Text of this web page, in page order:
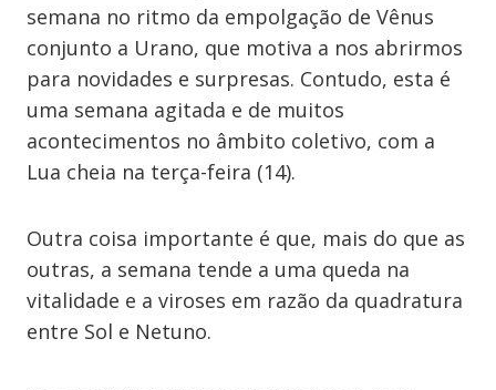
semana no ritmo da empolgação de Vênus
conjunto a Urano, que motiva a nos abrirmos
para novidades e surpresas. Contudo, esta é
uma semana agitada e de muitos
acontecimentos no âmbito coletivo, com a
Lua cheia na terça-feira (14).
Outra coisa importante é que, mais do que as
outras, a semana tende a uma queda na
vitalidade e a viroses em razão da quadratura
entre Sol e Netuno.